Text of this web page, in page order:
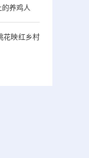
养鸡人
花映红乡村